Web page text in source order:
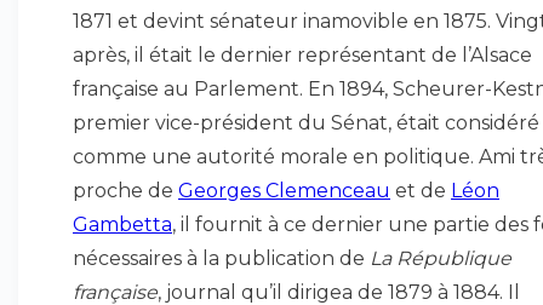
1871 et devint sénateur inamovible en 1875.
après, il était le dernier représentant de l’Alsace
française au Parlement. En 1894, Scheurer-
premier vice-président du Sénat, était considéré
comme une autorité morale en politique. Ami
proche de Georges Clemenceau et de Léon
Gambetta, il fournit à ce dernier une partie des
nécessaires à la publication de La République
française, journal qu’il dirigea de 1879 à 1884. Il